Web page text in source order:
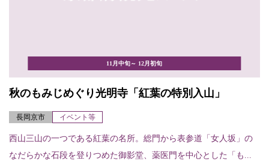
11月中旬～ 12月初旬
秋のもみじめぐり光明寺「紅葉の特別入山」
長岡京市 イベント等
西山三山の一つである紅葉の名所。総門から表参道「女人坂」の
なだらかな石段を登りつめた御影堂、薬医門を中心とした「も...